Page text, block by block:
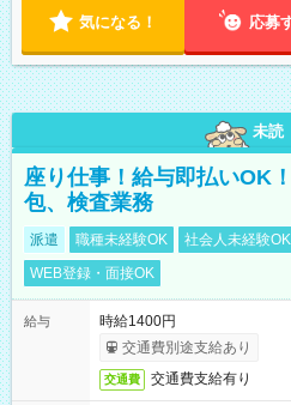
気になる！ 応募
未読
座り仕事！給与即払いOK
包、検査業務
派遣 職種未経験OK 社会人未経験OK
WEB登録・面接OK
給与
時給1400円
交通費別途支給あり
交通費 交通費支給有り